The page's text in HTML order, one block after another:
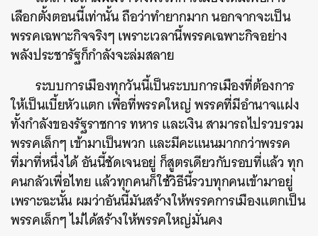
เลือกตั้งตอนนี้เท่านั้น ถือว่าทำยากมาก นอกจากจะเป็น
พรรคเฉพาะกิจจริงๆ เพราะเวลานี้พรรคเฉพาะกิจอย่าง
พลังประชารัฐก็กำลังจะล่มสลาย
ระบบการเมืองทุกวันนี้เป็นระบบการเมืองที่ต้องการ
ให้เป็นเบี้ยหัวแตก เพื่อที่พรรคใหญ่ พรรคที่มีอำนาจแฝง
ทั้งกำลังของรัฐราชการ ทหาร และเงิน สามารถไปรวบรวม
พรรคเล็กๆ เข้ามาเป็นพวก และมีคะแนนมากกว่าพรรค
ที่มาที่หนึ่งได้ อันนี้ชัดเจนอยู่ ก็สูตรเดียวกับรอบที่แล้ว ทุก
คนกลัวเพื่อไทย แล้วทุกคนก็ใช้วิธีนี้รวบทุกคนเข้ามาอยู่
เพราะฉะนั้น ผมว่าอันนี้มันสร้างให้พรรคการเมืองแตกเป็น
พรรคเล็กๆ ไม่ได้สร้างให้พรรคใหญ่มั่นคง